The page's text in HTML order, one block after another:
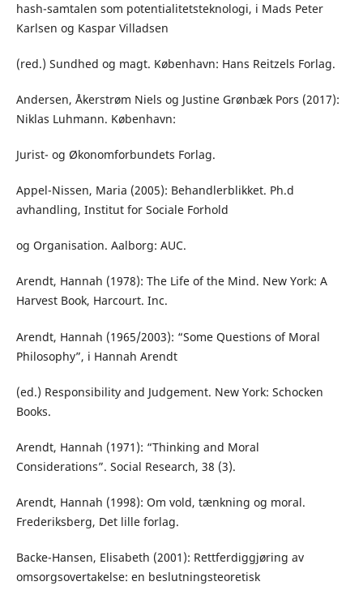
hash-samtalen som potentialitetsteknologi, i Mads Peter
Karlsen og Kaspar Villadsen
(red.) Sundhed og magt. København: Hans Reitzels Forlag.
Andersen, Åkerstrøm Niels og Justine Grønbæk Pors (2017):
Niklas Luhmann. København:
Jurist- og Økonomforbundets Forlag.
Appel-Nissen, Maria (2005): Behandlerblikket. Ph.d
avhandling, Institut for Sociale Forhold
og Organisation. Aalborg: AUC.
Arendt, Hannah (1978): The Life of the Mind. New York: A
Harvest Book, Harcourt. Inc.
Arendt, Hannah (1965/2003): “Some Questions of Moral
Philosophy”, i Hannah Arendt
(ed.) Responsibility and Judgement. New York: Schocken
Books.
Arendt, Hannah (1971): “Thinking and Moral
Considerations”. Social Research, 38 (3).
Arendt, Hannah (1998): Om vold, tænkning og moral.
Frederiksberg, Det lille forlag.
Backe-Hansen, Elisabeth (2001): Rettferdiggjøring av
omsorgsovertakelse: en beslutningsteoretisk